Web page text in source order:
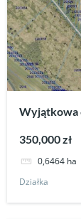
Wyjątkowa
350,000 zł
0,6464 ha
Działka